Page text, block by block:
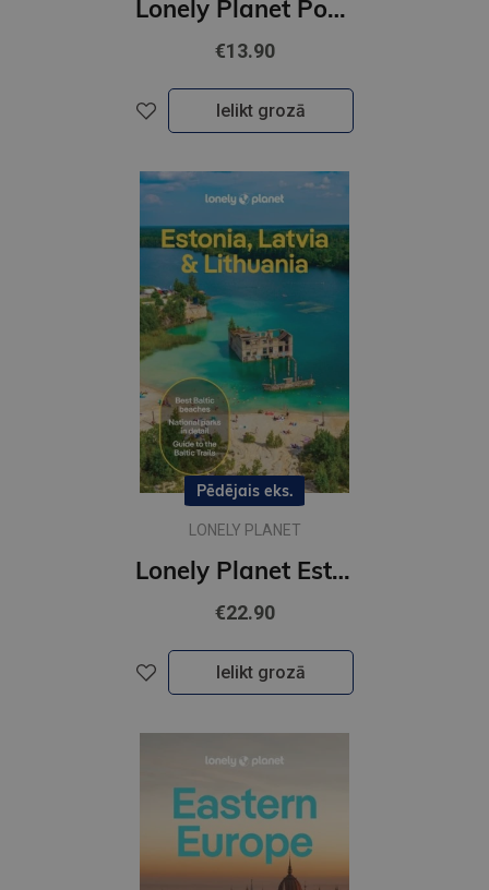
Lonely Planet Pocket Amsterdam : Discover Twice the City in Half the Time | Top Sights | Maps
€13.90
Ielikt grozā
Pēdējais eks.
LONELY PLANET
Lonely Planet Estonia, Latvia & Lithuania : Plan the Trip of a Lifetime| Detailed Itineraries & Maps
€22.90
Ielikt grozā